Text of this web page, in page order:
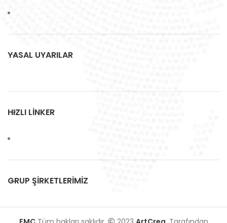
YASAL UYARILAR
HIZLI LİNKER
GRUP ŞİRKETLERİMİZ